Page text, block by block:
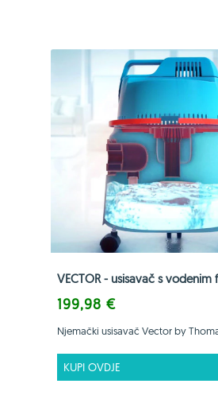
VECTOR - usisavač s vodenim
199,98 €
Njemački usisavač Vector by
KUPI OVDJE